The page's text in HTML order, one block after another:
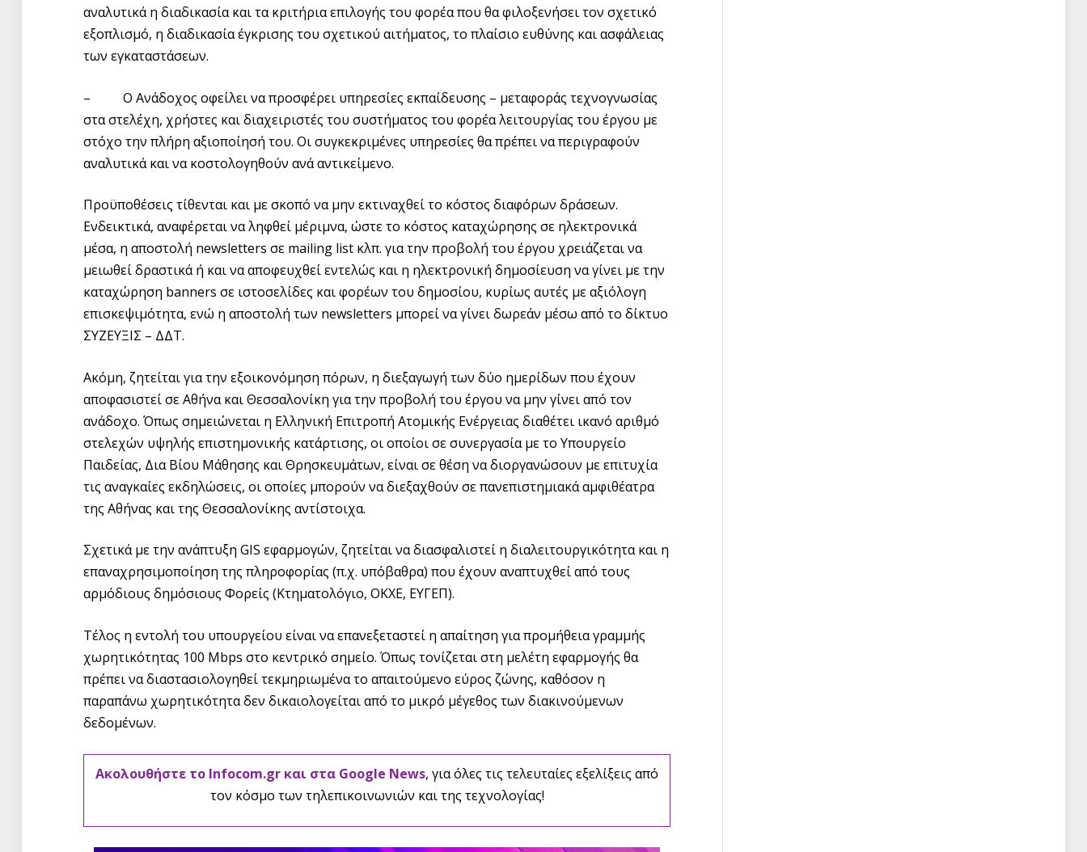
αναλυτικά η διαδικασία και τα κριτήρια επιλογής του φορέα που θα φιλοξενήσει τον σχετικό
εξοπλισμό, η διαδικασία έγκρισης του σχετικού αιτήματος, το πλαίσιο ευθύνης και ασφάλειας
των εγκαταστάσεων.
– Ο Ανάδοχος οφείλει να προσφέρει υπηρεσίες εκπαίδευσης – μεταφοράς τεχνογνωσίας
στα στελέχη, χρήστες και διαχειριστές του συστήματος του φορέα λειτουργίας του έργου με
στόχο την πλήρη αξιοποίησή του. Οι συγκεκριμένες υπηρεσίες θα πρέπει να περιγραφούν
αναλυτικά και να κοστολογηθούν ανά αντικείμενο.
Προϋποθέσεις τίθενται και με σκοπό να μην εκτιναχθεί το κόστος διαφόρων δράσεων.
Ενδεικτικά, αναφέρεται να ληφθεί μέριμνα, ώστε το κόστος καταχώρησης σε ηλεκτρονικά
μέσα, η αποστολή newsletters σε mailing list κλπ. για την προβολή του έργου χρειάζεται να
μειωθεί δραστικά ή και να αποφευχθεί εντελώς και η ηλεκτρονική δημοσίευση να γίνει με την
καταχώρηση banners σε ιστοσελίδες και φορέων του δημοσίου, κυρίως αυτές με αξιόλογη
επισκεψιμότητα, ενώ η αποστολή των newsletters μπορεί να γίνει δωρεάν μέσω από το δίκτυο
ΣΥΖΕΥΞΙΣ – ΔΔΤ.
Ακόμη, ζητείται για την εξοικονόμηση πόρων, η διεξαγωγή των δύο ημερίδων που έχουν
αποφασιστεί σε Αθήνα και Θεσσαλονίκη για την προβολή του έργου να μην γίνει από τον
ανάδοχο. Όπως σημειώνεται η Ελληνική Επιτροπή Ατομικής Ενέργειας διαθέτει ικανό αριθμό
στελεχών υψηλής επιστημονικής κατάρτισης, οι οποίοι σε συνεργασία με το Υπουργείο
Παιδείας, Δια Βίου Μάθησης και Θρησκευμάτων, είναι σε θέση να διοργανώσουν με επιτυχία
τις αναγκαίες εκδηλώσεις, οι οποίες μπορούν να διεξαχθούν σε πανεπιστημιακά αμφιθέατρα
της Αθήνας και της Θεσσαλονίκης αντίστοιχα.
Σχετικά με την ανάπτυξη GIS εφαρμογών, ζητείται να διασφαλιστεί η διαλειτουργικότητα και η
επαναχρησιμοποίηση της πληροφορίας (π.χ. υπόβαθρα) που έχουν αναπτυχθεί από τους
αρμόδιους δημόσιους Φορείς (Κτηματολόγιο, ΟΚΧΕ, ΕΥΓΕΠ).
Τέλος η εντολή του υπουργείου είναι να επανεξεταστεί η απαίτηση για προμήθεια γραμμής
χωρητικότητας 100 Mbps στο κεντρικό σημείο. Όπως τονίζεται στη μελέτη εφαρμογής θα
πρέπει να διαστασιολογηθεί τεκμηριωμένα το απαιτούμενο εύρος ζώνης, καθόσον η
παραπάνω χωρητικότητα δεν δικαιολογείται από το μικρό μέγεθος των διακινούμενων
δεδομένων.
Ακολουθήστε το Infocom.gr και στα Google News, για όλες τις τελευταίες εξελίξεις από
τον κόσμο των τηλεπικοινωνιών και της τεχνολογίας!